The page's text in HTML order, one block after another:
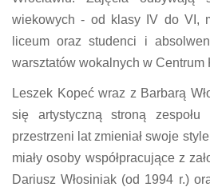
wiekowych - od klasy IV do VI,
liceum oraz studenci i
warsztatów wokalnych w Centrum
Leszek Kopeć wraz z Barbarą
się artystyczną stroną
przestrzeni lat zmieniał swoje
miały osoby współpracujące z
Dariusz Włosiniak (od 1994 r.)